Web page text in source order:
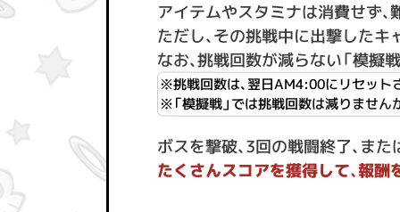
アイテムやスタミナは消費せず
ただし、その挑戦中に出撃した
なお、挑戦回数が減らない「模擬
※挑戦回数は、翌日AM4:00にリセット
※「模擬戦」では挑戦回数は減りません
ボスを撃破、3回の戦闘終了、ま
たくさんスコアを獲得して、報酬